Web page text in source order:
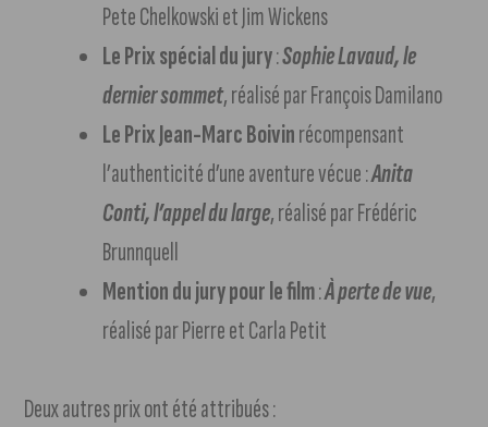
Pete Chelkowski et Jim Wickens
Le Prix spécial du jury:Sophie Lavaud, le
dernier sommet, réalisé par François Damilano
Le Prix Jean-Marc Boivinrécompensant
l’authenticité d’une aventure vécue :Anita
Conti, l’appel du large, réalisé par Frédéric
Brunnquell
Mention du jury pour le film:À perte de vue,
réalisé par Pierre et Carla Petit
Deux autres prix ont été attribués :